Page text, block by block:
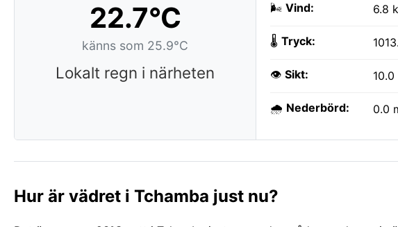
22.7°C
känns som 25.9°C
Lokalt regn i närheten
🌬️ Vind: 6.8
🌡️ Tryck:
👁️ Sikt: 10.0
🌧️ Nederbörd: 0.0
Hur är vädret i Tchamba just nu?